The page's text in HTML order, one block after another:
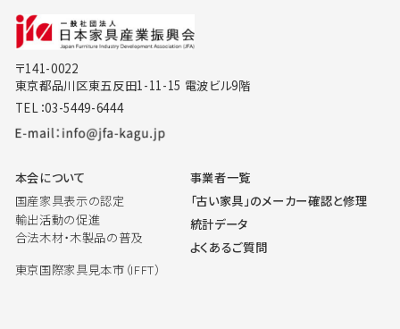
〒141-0022
東京都品川区東五反田1-11-15 電波ビル9階
TEL：03-5449-6444
本会について
国産家具表示の認定
輸出活動の促進
合法木材・木製品の普及
東京国際家具見本市（IFFT）
事業者一覧
「古い家具」のメーカー確認と修理
統計データ
よくあるご質問